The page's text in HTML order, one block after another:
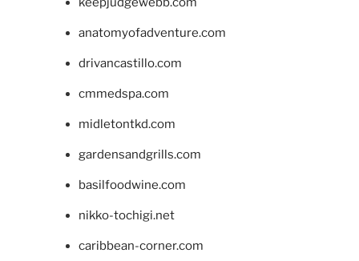
anatomyofadventure.com
drivancastillo.com
cmmedspa.com
midletontkd.com
gardensandgrills.com
basilfoodwine.com
nikko-tochigi.net
caribbean-corner.com